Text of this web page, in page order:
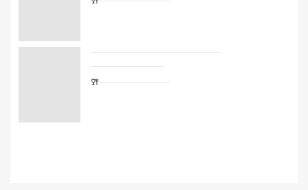
Сетевые отели Египта
Сетевые отели ОАЭ